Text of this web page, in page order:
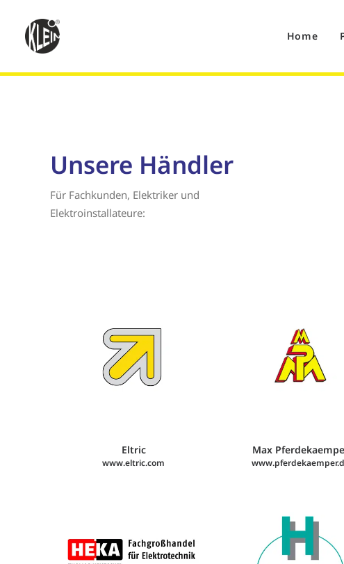
Home
Unsere Händler
Für Fachkunden, Elektriker und
Elektroinstallateure:
Eltric
www.eltric.com
Max